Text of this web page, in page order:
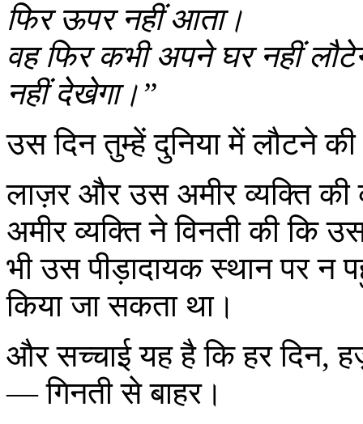
फिर ऊपर नहीं आता।
वह फिर कभी अपने घर नहीं
नहीं देखेगा।”
उस दिन तुम्हें दुनिया में लौटने
लाज़र और उस अमीर व्यक्ति की
अमीर व्यक्ति ने विनती की कि
भी उस पीड़ादायक स्थान पर
किया जा सकता था।
और सच्चाई यह है कि हर दिन,
— गिनती से बाहर।